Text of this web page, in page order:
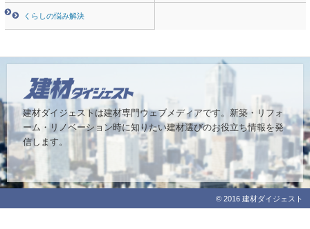
くらしの悩み解決
建材ダイジェストは建材専門ウェブメディアです。 新築・リフォ
ーム・リノベーション時に知りたい建材選びのお役立ち情報を発
信します。
© 2016 建材ダイジェスト